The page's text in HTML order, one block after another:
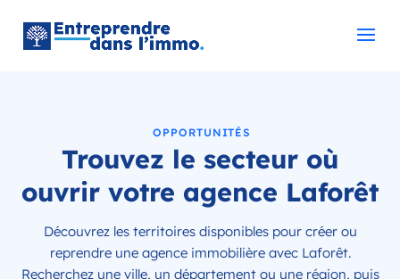
OPPORTUNITÉS
Trouvez le secteur où
ouvrir votre agence Laforêt
Découvrez les territoires disponibles pour créer ou
reprendre une agence immobilière avec Laforêt.
Recherchez une ville, un département ou une région, puis